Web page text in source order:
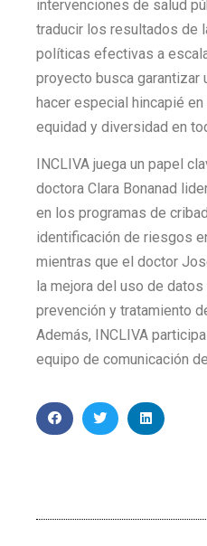
intervenciones de salud
traducir los resultados de
políticas efectivas a
proyecto busca garantizar
hacer especial hincapié
equidad y diversidad en
INCLIVA juega un papel
doctora Clara Bonanad
en los programas de
identificación de riesgos
mientras que el doctor
la mejora del uso de
prevención y tratamiento
Además, INCLIVA
equipo de comunicación